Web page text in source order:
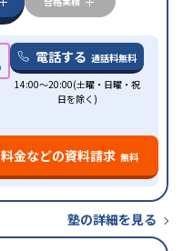
電話する 通話料無料
14:00～20:00(土曜・日曜・祝
日を除く)
料金などの資料請求 無料
塾の詳細を見る